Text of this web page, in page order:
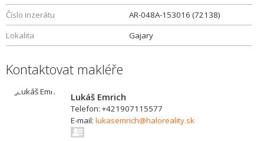
Číslo inzerátu
AR-048A-153016 (72138)
Lokalita
Gajary
Kontaktovat makléře
Lukáš Emrich
Telefon: +421907115577
E-mail: lukasemrich@haloreality.sk